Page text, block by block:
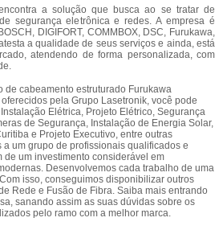
a solução que busca ao se tratar de
segurança eletrônica e redes. A empresa é
DIGIFORT, COMMBOX, DSC, Furukawa,
a qualidade de seus serviços e ainda, está
atendendo de forma personalizada, com
de cabeamento estruturado Furukawa
pela Grupo Lasetronik, você pode
Elétrica, Projeto Elétrico, Segurança
de Segurança, Instalação de Energia Solar,
e Projeto Executivo, entre outras
um grupo de profissionais qualificados e
um investimento considerável em
Desenvolvemos cada trabalho de uma
isso, conseguimos disponibilizar outros
Rede e Fusão de Fibra. Saiba mais entrando
sanando assim as suas dúvidas sobre os
pelo ramo com a melhor marca.